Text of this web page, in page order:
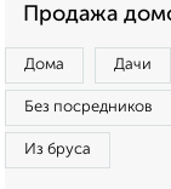
Продажа
Дома Дачи
Без посредников
Из бруса